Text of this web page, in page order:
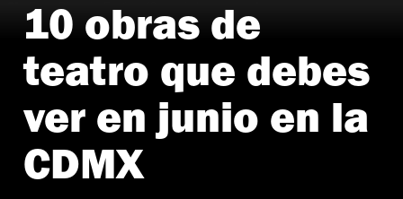
Foto: Ricardo Estévez/Cortesía Icunacury Acosta
10 obras de
teatro que debes
ver en junio en la
CDMX